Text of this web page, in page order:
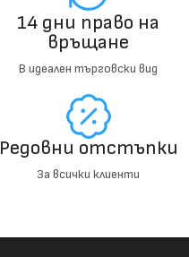
14 дни право на
връщане
В идеален търговски вид
Редовни отстъпки
За всички клиенти